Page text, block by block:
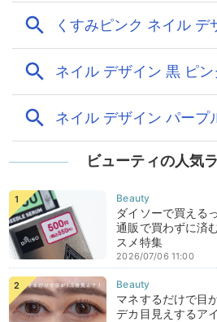
ビューティの人気
ダイソーで買える
通販で買わずに済
スメ特集
2026/07/06 11:00
マネするだけで目
デカ目見えするア